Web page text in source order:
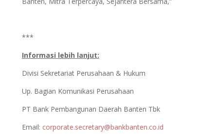
***
Informasi lebih lanjut:
Divisi Sekretariat Perusahaan & Hukum
Up. Bagian Komunikasi Perusahaan
PT Bank Pembangunan Daerah Banten Tbk
Email: corporate.secretary@bankbanten.co.id